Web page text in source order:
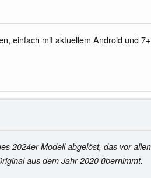
einfach mit aktuellem Android und
2024er-Modell abgelöst, das vor
aus dem Jahr 2020 übernimmt.